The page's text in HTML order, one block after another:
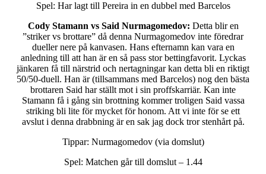
Spel: Har lagt till Pereira in en dubbel med Barcelos
Cody Stamann vs Said Nurmagomedov: Detta blir en
”striker vs brottare” då denna Nurmagomedov inte föredrar
dueller nere på kanvasen. Hans efternamn kan vara en
anledning till att han är en så pass stor bettingfavorit. Lyckas
jänkaren få till närstrid och nertagningar kan detta bli en riktigt
50/50-duell. Han är (tillsammans med Barcelos) nog den bästa
brottaren Said har ställt mot i sin proffskarriär. Kan inte
Stamann få i gång sin brottning kommer troligen Said vassa
striking bli lite för mycket för honom. Att vi inte för se ett
avslut i denna drabbning är en sak jag dock tror stenhårt på.
Tippar: Nurmagomedov (via domslut)
Spel: Matchen går till domslut – 1.44